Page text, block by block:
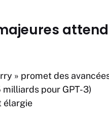
» promet des
milliards pour GPT-3)
élargie